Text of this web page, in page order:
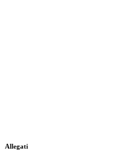
Allegati